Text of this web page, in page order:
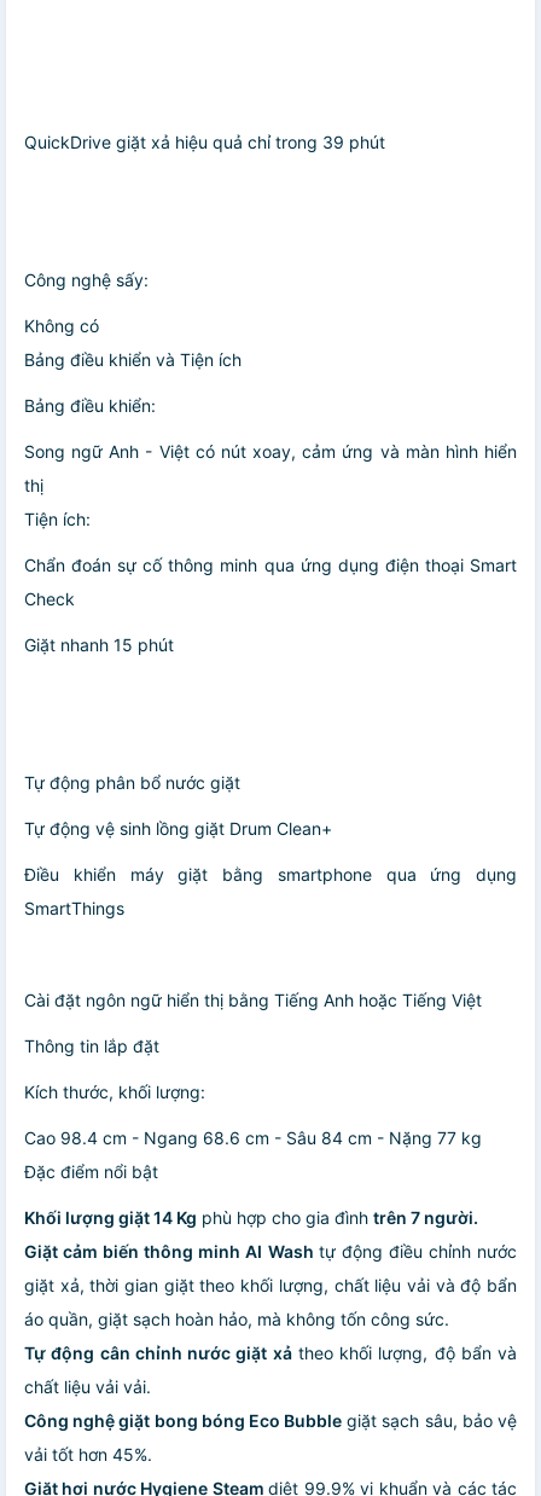
QuickDrive giặt xả hiệu quả chỉ trong 39 phút
Công nghệ sấy:
Không có
Bảng điều khiển và Tiện ích
Bảng điều khiển:
Song ngữ Anh - Việt có nút xoay, cảm ứng và màn hình hiển
thị
Tiện ích:
Chẩn đoán sự cố thông minh qua ứng dụng điện thoại Smart
Check
Giặt nhanh 15 phút
Tự động phân bổ nước giặt
Tự động vệ sinh lồng giặt Drum Clean+
Điều khiển máy giặt bằng smartphone qua ứng dụng
SmartThings
Cài đặt ngôn ngữ hiển thị bằng Tiếng Anh hoặc Tiếng Việt
Thông tin lắp đặt
Kích thước, khối lượng:
Cao 98.4 cm - Ngang 68.6 cm - Sâu 84 cm - Nặng 77 kg
Đặc điểm nổi bật
Khối lượng giặt 14 Kg phù hợp cho gia đình trên 7 người.
Giặt cảm biến thông minh AI Wash tự động điều chỉnh nước
giặt xả, thời gian giặt theo khối lượng, chất liệu vải và độ bẩn
áo quần, giặt sạch hoàn hảo, mà không tốn công sức.
Tự động cân chỉnh nước giặt xảtheo khối lượng, độ bẩn và
chất liệu vải vải.
Công nghệ giặt bong bóng Eco Bubble giặt sạch sâu, bảo vệ
vải tốt hơn 45%.
Giặt hơi nước Hygiene Steamdiệt 99.9% vi khuẩn và các tác